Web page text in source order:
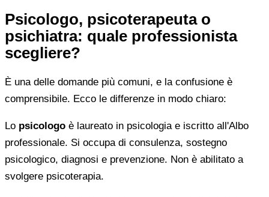
Psicologo, psicoterapeuta o
psichiatra: quale professionista
scegliere?
È una delle domande più comuni, e la confusione è
comprensibile. Ecco le differenze in modo chiaro:
Lo psicologo è laureato in psicologia e iscritto all'Albo
professionale. Si occupa di consulenza, sostegno
psicologico, diagnosi e prevenzione. Non è abilitato a
svolgere psicoterapia.